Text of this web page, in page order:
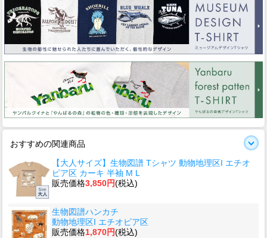
おすすめの関連商品
【大人サイズ】生物図譜 Tシャツ 動物地理区I エチオ
ピア区 カーキ 半袖 M L
販売価格3,850円(税込)
生物図譜ハンカチ
動物地理区I エチオピア区
販売価格1,870円(税込)